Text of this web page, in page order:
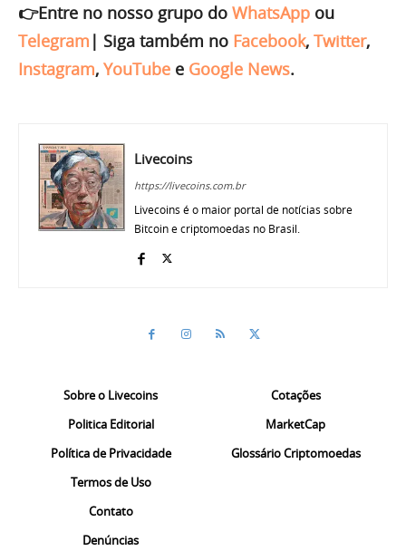
👉Entre no nosso grupo do WhatsApp ou
Telegram | Siga também no Facebook, Twitter,
Instagram, YouTube e Google News.
Livecoins
https://livecoins.com.br
Livecoins é o maior portal de notícias sobre
Bitcoin e criptomoedas no Brasil.
Sobre o Livecoins
Politica Editorial
Política de Privacidade
Termos de Uso
Contato
Denúncias
Cotações
MarketCap
Glossário Criptomoedas